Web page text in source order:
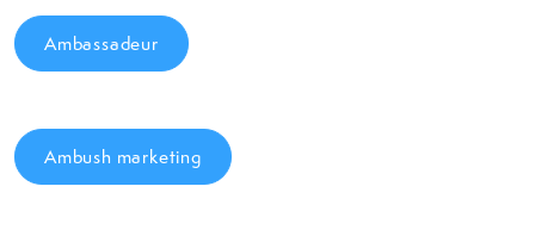
Ambassadeur
Ambush marketing